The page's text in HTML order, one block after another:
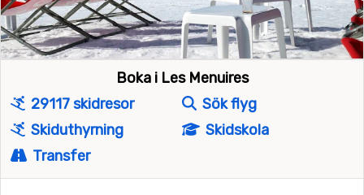
Boka i Les Menuires
29117 skidresor
Sök flyg
Skiduthyrning
Skidskola
Transfer